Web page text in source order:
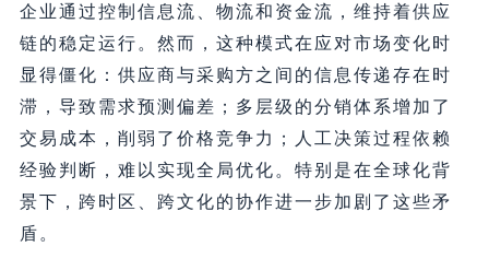
企业通过控制信息流、物流和资金流，维持着供应
链的稳定运行。然而，这种模式在应对市场变化时
显得僵化：供应商与采购方之间的信息传递存在时
滞，导致需求预测偏差；多层级的分销体系增加了
交易成本，削弱了价格竞争力；人工决策过程依赖
经验判断，难以实现全局优化。特别是在全球化背
景下，跨时区、跨文化的协作进一步加剧了这些矛
盾。